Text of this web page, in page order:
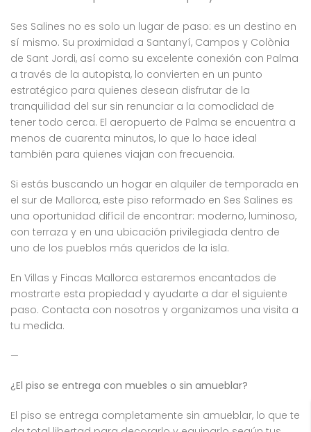
Ses Salines no es solo un lugar de paso: es un destino en
sí mismo. Su proximidad a Santanyí, Campos y Colònia
de Sant Jordi, así como su excelente conexión con Palma
a través de la autopista, lo convierten en un punto
estratégico para quienes desean disfrutar de la
tranquilidad del sur sin renunciar a la comodidad de
tener todo cerca. El aeropuerto de Palma se encuentra a
menos de cuarenta minutos, lo que lo hace ideal
también para quienes viajan con frecuencia.
Si estás buscando un hogar en alquiler de temporada en
el sur de Mallorca, este piso reformado en Ses Salines es
una oportunidad difícil de encontrar: moderno, luminoso,
con terraza y en una ubicación privilegiada dentro de
uno de los pueblos más queridos de la isla.
En Villas y Fincas Mallorca estaremos encantados de
mostrarte esta propiedad y ayudarte a dar el siguiente
paso. Contacta con nosotros y organizamos una visita a
tu medida.
—
¿El piso se entrega con muebles o sin amueblar?
El piso se entrega completamente sin amueblar, lo que te